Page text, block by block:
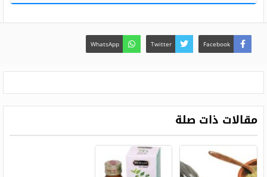
Facebook
Twitter
WhatsApp
مقالات ذات صلة